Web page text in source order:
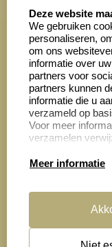
4028
Zakelijk:
Aanvraag op
Cadeaubonnen
handleidingen
Deze website
We gebruiken
personaliseren,
om ons
informatie over
partners voor
partners kunnen
informatie die u
verzameld op
Voor meer
verzamelen
Meer informatie